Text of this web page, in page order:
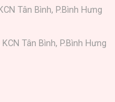
Tân Bình, P.Bình Hưng
Tân Bình, P.Bình Hưng